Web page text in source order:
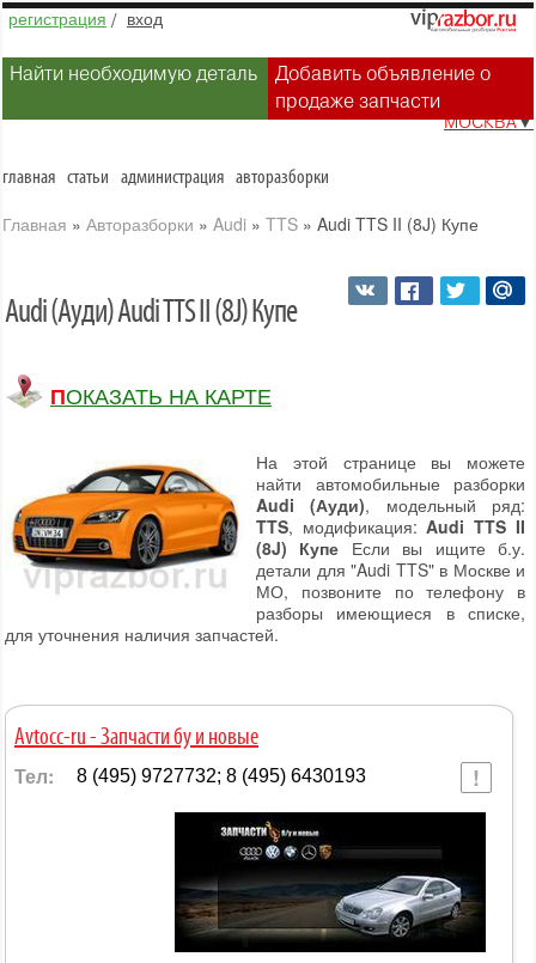
регистрация / вход
Найти необходимую деталь
Добавить объявление о
продаже запчасти
МОСКВА▼
главная статьи администрация авторазборки
Главная » Авторазборки » Audi » TTS » Audi TTS II (8J) Купе
Audi (Ауди) Audi TTS II (8J) Купе
ПОКАЗАТЬ НА КАРТЕ
На этой странице вы можете
найти автомобильные разборки
Audi (Ауди), модельный ряд:
TTS, модификация: Audi TTS II
(8J) Купе Если вы ищите б.у.
детали для "Audi TTS" в Москве и
МО, позвоните по телефону в
разборы имеющиеся в списке,
для уточнения наличия запчастей.
Avtocc-ru - Запчасти бу и новые
Тел: 8 (495) 9727732; 8 (495) 6430193